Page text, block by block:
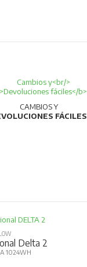
CAMBIOS Y
FÁCILES
Delta 2
1024WH